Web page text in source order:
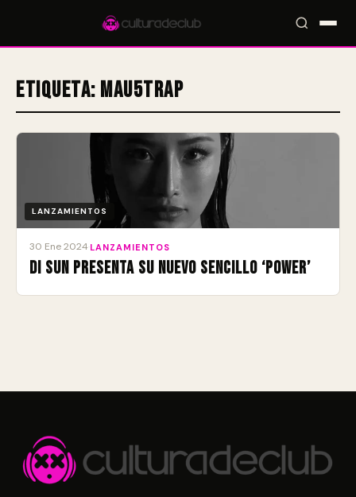
Accesos rápidos: 🎪 Eventos🎤 Artistas📍 Locales📰 Magazine
Etiqueta: mau5trap
LANZAMIENTOS
30 Ene 2024 LANZAMIENTOS
DI SUN presenta su nuevo sencillo ‘Power’